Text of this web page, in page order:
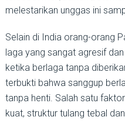
melestarikan unggas ini
Selain di India orang-orang
laga yang sangat agresif
ketika berlaga tanpa
terbukti bahwa sanggup
tanpa henti. Salah satu
kuat, struktur tulang tebal